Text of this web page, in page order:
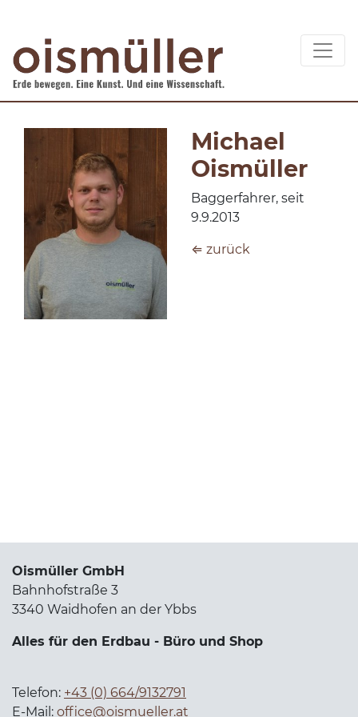
Michael
Oismüller
Baggerfahrer, seit
9.9.2013
⇐ zurück
Oismüller GmbH
Bahnhofstraße 3
3340 Waidhofen an der Ybbs
Alles für den Erdbau - Büro und Shop
Telefon: +43 (0) 664/9132791
E-Mail: office@oismueller.at